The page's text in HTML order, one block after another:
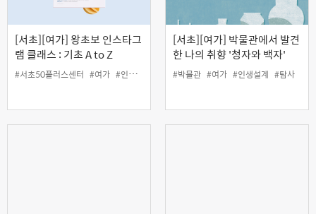
[서초][여가] 왕초보 인스타그
램 클래스 : 기초 A to Z
#서초50플러스센터 #여가 #인생설계 #인스타그램
[서초][여가] 박물관에서 발견
한 나의 취향 '청자와 백자'
#박물관 #여가 #인생설계 #탐사